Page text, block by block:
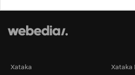
Xataka
Xataka